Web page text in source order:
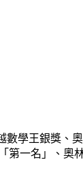
學王銀獎、
一名」、奧